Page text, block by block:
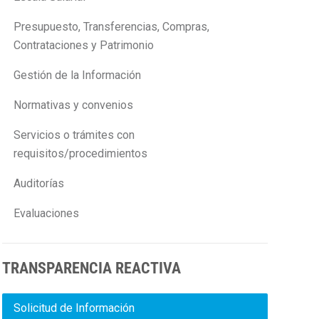
Presupuesto, Transferencias, Compras,
Contrataciones y Patrimonio
Gestión de la Información
Normativas y convenios
Servicios o trámites con
requisitos/procedimientos
Auditorías
Evaluaciones
TRANSPARENCIA REACTIVA
Solicitud de Información